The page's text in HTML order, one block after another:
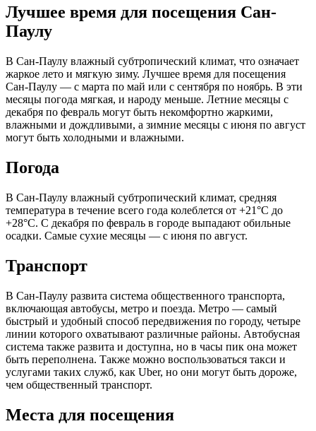
Лучшее время для посещения Сан-
Паулу
В Сан-Паулу влажный субтропический климат, что означает
жаркое лето и мягкую зиму. Лучшее время для посещения
Сан-Паулу — с марта по май или с сентября по ноябрь. В эти
месяцы погода мягкая, и народу меньше. Летние месяцы с
декабря по февраль могут быть некомфортно жаркими,
влажными и дождливыми, а зимние месяцы с июня по август
могут быть холодными и влажными.
Погода
В Сан-Паулу влажный субтропический климат, средняя
температура в течение всего года колеблется от +21°C до
+28°C. С декабря по февраль в городе выпадают обильные
осадки. Самые сухие месяцы — с июня по август.
Транспорт
В Сан-Паулу развита система общественного транспорта,
включающая автобусы, метро и поезда. Метро — самый
быстрый и удобный способ передвижения по городу, четыре
линии которого охватывают различные районы. Автобусная
система также развита и доступна, но в часы пик она может
быть переполнена. Также можно воспользоваться такси и
услугами таких служб, как Uber, но они могут быть дороже,
чем общественный транспорт.
Места для посещения